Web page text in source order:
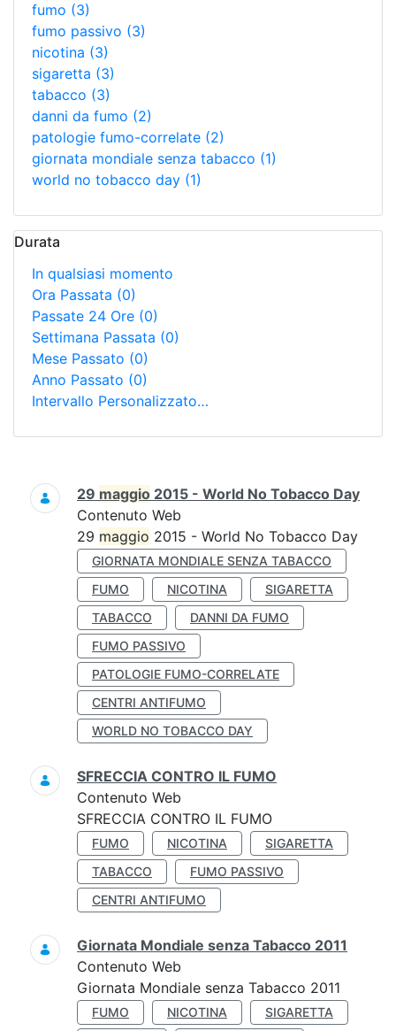
fumo (3)
fumo passivo (3)
nicotina (3)
sigaretta (3)
tabacco (3)
danni da fumo (2)
patologie fumo-correlate (2)
giornata mondiale senza tabacco (1)
world no tobacco day (1)
Durata
In qualsiasi momento
Ora Passata (0)
Passate 24 Ore (0)
Settimana Passata (0)
Mese Passato (0)
Anno Passato (0)
Intervallo Personalizzato…
Ricerca
29 maggio 2015 - World No Tobacco Day
Contenuto Web
29 maggio 2015 - World No Tobacco Day
GIORNATA MONDIALE SENZA TABACCO
FUMO
NICOTINA
SIGARETTA
TABACCO
DANNI DA FUMO
FUMO PASSIVO
PATOLOGIE FUMO-CORRELATE
CENTRI ANTIFUMO
WORLD NO TOBACCO DAY
SFRECCIA CONTRO IL FUMO
Contenuto Web
SFRECCIA CONTRO IL FUMO
FUMO NICOTINA
SIGARETTA
TABACCO
FUMO PASSIVO
CENTRI ANTIFUMO
Giornata Mondiale senza Tabacco 2011
Contenuto Web
Giornata Mondiale senza Tabacco 2011
FUMO NICOTINA SIGARETTA